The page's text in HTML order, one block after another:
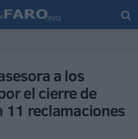
a los
el cierre de
11 reclamaciones